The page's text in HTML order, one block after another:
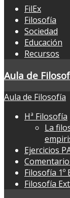
FilEx
Filosofía
Sociedad
Educación
Recursos
Aula de
Aula de Filosofía
Hª Filosofía
La
Ejercicios
Filosofía 1º
Filosofía